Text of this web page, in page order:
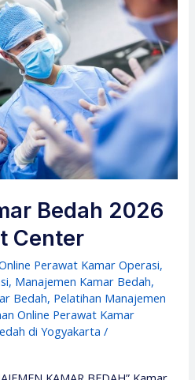
Bedah 2026
Center
Perawat Kamar Operasi,
, Manajemen Kamar Bedah,
Bedah, Pelatihan Manajemen
Online Perawat Kamar
di Yogyakarta /